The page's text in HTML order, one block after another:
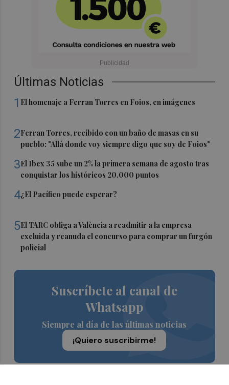
Últimas Noticias
1 El homenaje a Ferran Torres en Foios, en imágenes
2Ferran Torres, recibido con un baño de masas en su
pueblo: "Allá donde voy siempre digo que soy de Foios"
3El Ibex 35 sube un 2% la primera semana de agosto tras
conquistar los históricos 20.000 puntos
4¿El Pacífico puede esperar?
5El TARC obliga a València a readmitir a la empresa
excluida y reanuda el concurso para comprar un furgón
policial
Suscríbete al canal de
Whatsapp
Siempre al día de las últimas noticias
¡Quiero suscribirme!